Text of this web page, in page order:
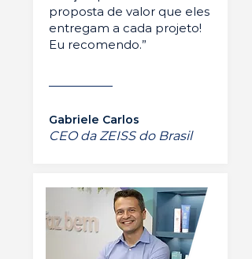
proposta de valor que eles
entregam a cada projeto!
Eu recomendo.”
Gabriele Carlos
CEO da ZEISS do Brasil